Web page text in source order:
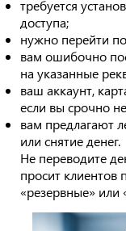
требуется
доступа;
нужно перейти
вам ошибочно
на указанные
ваш аккаунт,
если вы срочно
вам предлагают
или снятие денег.
Не переводите
просит клиентов
«резервные» или